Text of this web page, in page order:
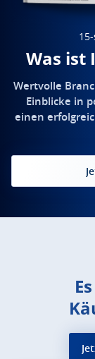
Was ist
Wertvolle
Einblicke in
einen